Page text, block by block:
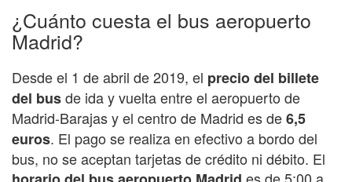
¿Cuánto cuesta el bus aeropuerto
Madrid?
Desde el 1 de abril de 2019, el precio del billete
del busde ida y vuelta entre el aeropuerto de
Madrid-Barajas y el centro de Madrid es de6,5
euros. El pago se realiza en efectivo a bordo del
bus, no se aceptan tarjetas de crédito ni débito. El
es de 5:00 a